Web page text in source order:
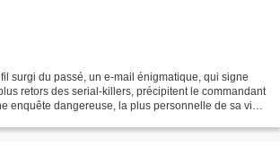
surgi du passé, un e-mail énigmatique, qui signe
retors des serial-killers, précipitent le commandant
enquête dangereuse, la plus personnelle de sa vie.